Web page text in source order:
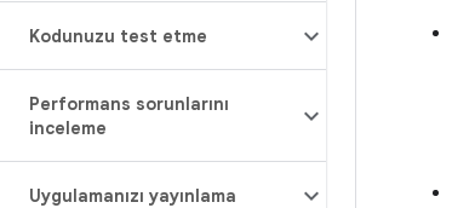
Kodunuzu test etme
Performans sorunlarını
inceleme
Uygulamanızı yayınlama